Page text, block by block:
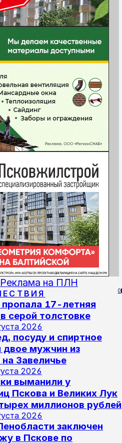
0
Реклама на ПЛН
17-летняя
серой толстовке
2026
посуду и спиртное
двое мужчин из
на Завеличье
2026
выманили у
Пскова и Великих Лук
миллионов рублей
2026
заключен
в Пскове по